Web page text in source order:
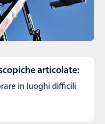
articolate:
in luoghi difficili